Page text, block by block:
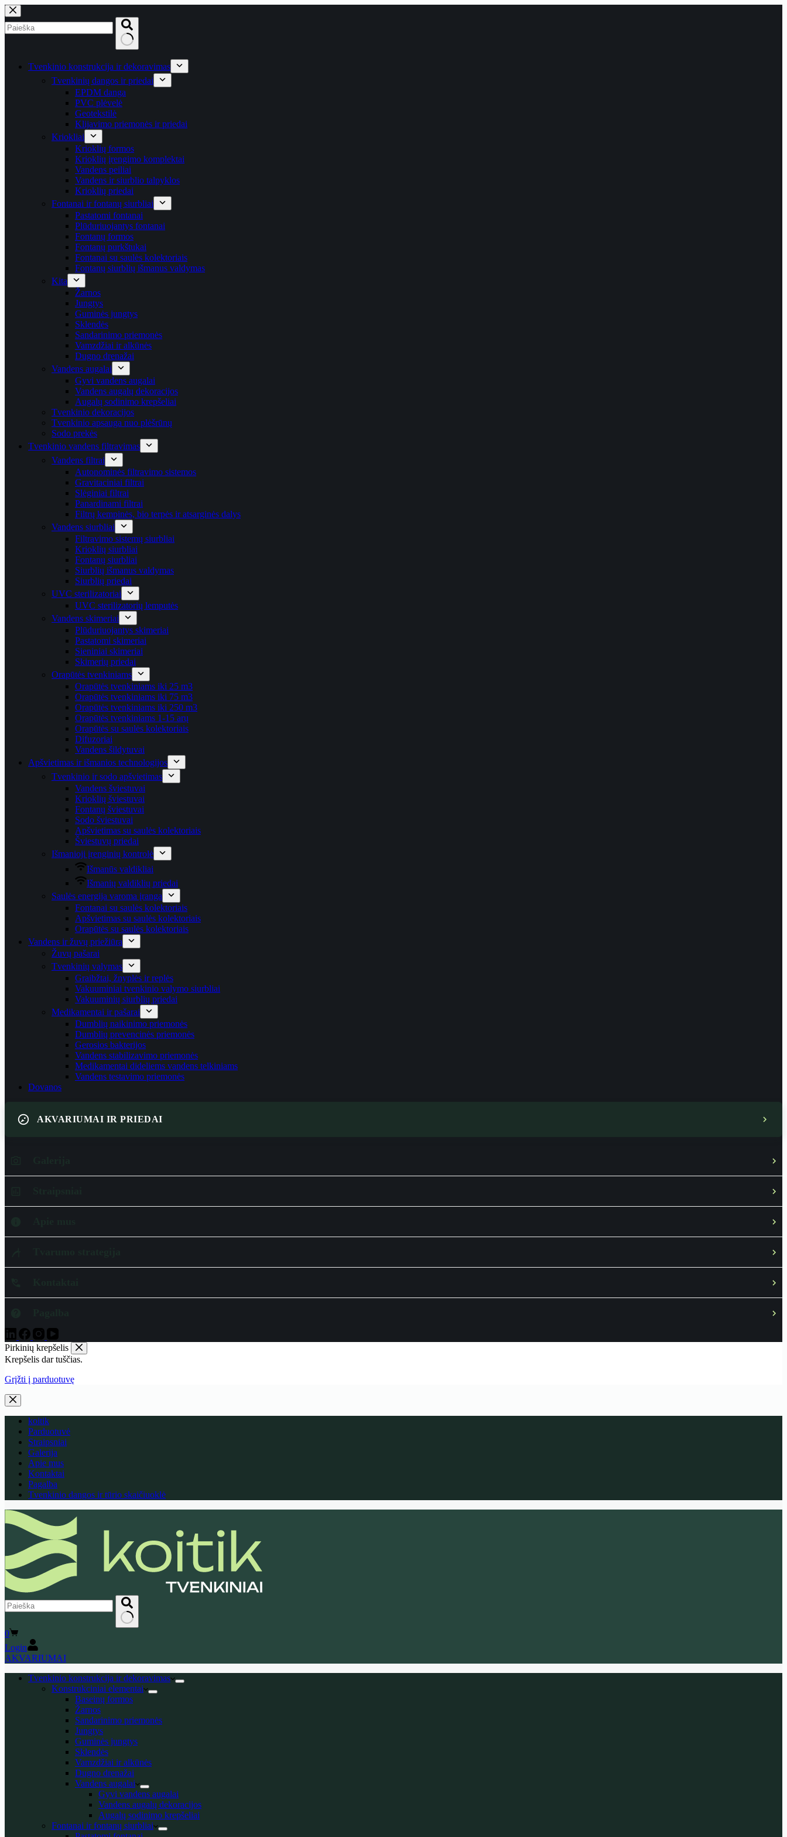
Skip
to
content
results Tvenkinio konstrukcija ir dekoravimas
Tvenkinių dangos ir priedai
EPDM danga
PVC plėvelė
Geotekstilė
Klijavimo priemonės ir priedai
Kriokliai
Krioklių formos
Krioklių įrengimo komplektai
Vandens peiliai
Vandens ir siurblio talpyklos
Krioklių priedai
Fontanai ir fontanų siurbliai
Pastatomi fontanai
Plūduriuojantys fontanai
Fontanų formos
Fontanų purkštukai
Fontanai su saulės kolektoriais
Fontanų siurblių išmanus valdymas
Kita
Žarnos
Jungtys
Guminės jungtys
Sklendės
Sandarinimo priemonės
Vamzdžiai ir alkūnės
Dugno drenažai
Vandens augalai
Gyvi vandens augalai
Vandens augalų dekoracijos
Augalų sodinimo krepšeliai
Tvenkinio dekoracijos
Tvenkinio apsauga nuo plėšrūnų
Sodo prekės
Tvenkinio vandens filtravimas
Vandens filtrai
Autonominės filtravimo sistemos
Gravitaciniai filtrai
Slėginiai filtrai
Panardinami filtrai
Filtrų kempinės, bio terpės ir atsarginės dalys
Vandens siurbliai
Filtravimo sistemų siurbliai
Krioklių siurbliai
Fontanų siurbliai
Siurblių išmanus valdymas
Siurblių priedai
UVC sterilizatoriai
UVC sterilizatorių lemputės
Vandens skimeriai
Plūduriuojantys skimeriai
Pastatomi skimeriai
Sieniniai skimeriai
Skimerių priedai
Orapūtės tvenkiniams
Orapūtės tvenkiniams iki 25 m3
Orapūtės tvenkiniams iki 75 m3
Orapūtės tvenkiniams iki 250 m3
Orapūtės tvenkiniams 1-15 arų
Orapūtės su saulės kolektoriais
Difuzoriai
Vandens šildytuvai
Apšvietimas ir išmanios technologijos
Tvenkinio ir sodo apšvietimas
Vandens šviestuvai
Krioklių šviestuvai
Fontanų šviestuvai
Sodo šviestuvai
Apšvietimas su saulės kolektoriais
Šviestuvų priedai
Išmanioji įrenginių kontrolė
Išmanūs valdikliai
Išmanių valdiklių priedai
Saulės energija varoma įranga
Fontanai su saulės kolektoriais
Apšvietimas su saulės kolektoriais
Orapūtės su saulės kolektoriais
Vandens ir žuvų priežiūra
Žuvų pašarai
Tvenkinių valymas
Graibžtai, žnyplės ir replės
Vakuuminiai tvenkinio valymo siurbliai
Vakuuminių siurblių priedai
Medikamentai ir pašarai
Dumblių naikinimo priemonės
Dumblių prevencinės priemonės
Gerosios bakterijos
Vandens stabilizavimo priemonės
Medikamentai dideliems vandens telkiniams
Vandens testavimo priemonės
Dovanos
AKVARIUMAI IR PRIEDAI
Pirkinių krepšelis
Krepšelis dar tuščias.
Grįžti į parduotuvę
koitik
Parduotuvė
Straipsniai
Galerija
Apie mus
Kontaktai
Pagalba
Tvenkinio dangos ir tūrio skaičiuoklė
No
results
Shopping
cart
0
Login
AKVARIUMAI
Tvenkinio konstrukcija ir dekoravimas
Konstrukciniai elementai
Baseinų formos
Žarnos
Sandarinimo priemonės
Jungtys
Guminės jungtys
Sklendės
Vamzdžiai ir alkūnės
Dugno drenažai
Vandens augalai
Gyvi vandens augalai
Vandens augalų dekoracijos
Augalų sodinimo krepšeliai
Fontanai ir fontanų siurbliai